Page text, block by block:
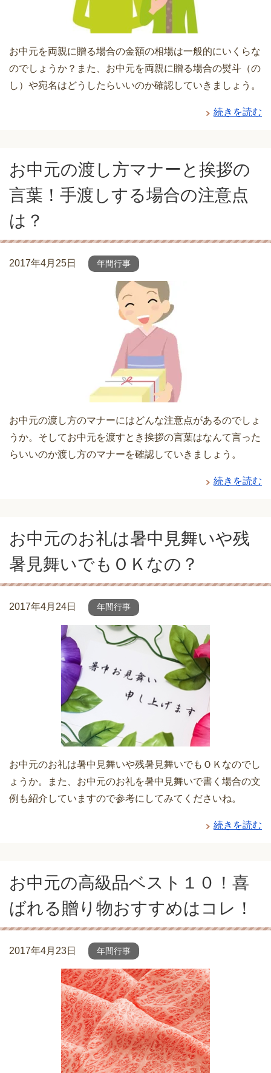
お中元を両親に贈る場合の金額の相場は一般的にいくらな
のでしょうか？また、お中元を両親に贈る場合の熨斗（の
し）や宛名はどうしたらいいのか確認していきましょう。
続きを読む
お中元の渡し方マナーと挨拶の
言葉！手渡しする場合の注意点
は？
2017年4月25日 年間行事
お中元の渡し方のマナーにはどんな注意点があるのでしょ
うか。そしてお中元を渡すとき挨拶の言葉はなんて言った
らいいのか渡し方のマナーを確認していきましょう。
続きを読む
お中元のお礼は暑中見舞いや残
暑見舞いでもＯＫなの？
2017年4月24日 年間行事
お中元のお礼は暑中見舞いや残暑見舞いでもＯＫなのでし
ょうか。また、お中元のお礼を暑中見舞いで書く場合の文
例も紹介していますので参考にしてみてくださいね。
続きを読む
お中元の高級品ベスト１０！喜
ばれる贈り物おすすめはコレ！
2017年4月23日 年間行事